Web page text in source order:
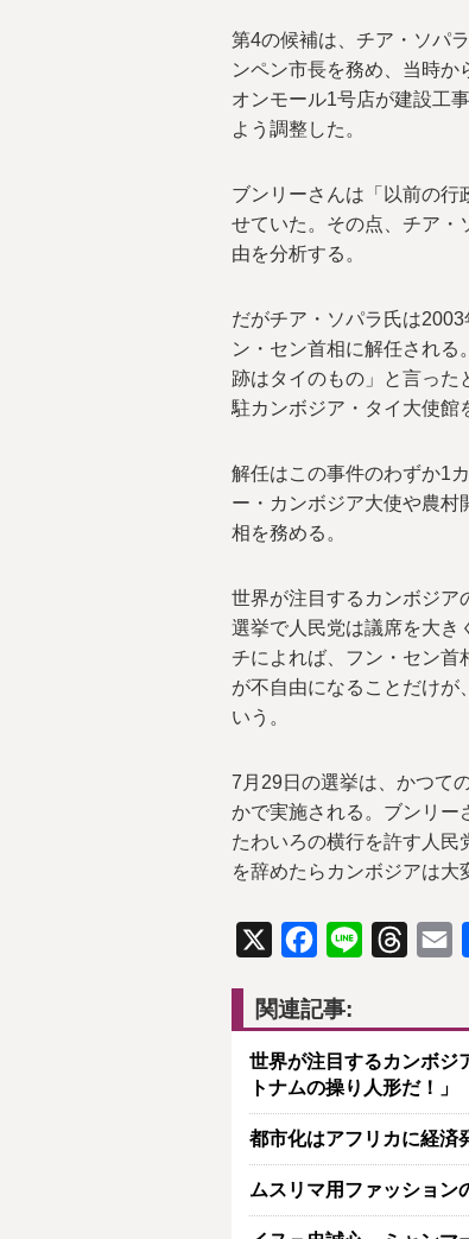
第4の候補は、チア・ソパ
ンペン市長を務め、当時か
オンモール1号店が建設工
よう調整した。
ブンリーさんは「以前の行
せていた。その点、チア・
由を分析する。
だがチア・ソパラ氏は
ン・セン首相に解任され
跡はタイのもの」と言った
駐カンボジア・タイ大使館
解任はこの事件のわずか1
ー・カンボジア大使や農村
相を務める。
世界が注目するカンボジア
選挙で人民党は議席を大き
チによれば、フン・セン首
が不自由になることだけが
いう。
7月29日の選挙は、かつて
かで実施される。ブンリー
たわいろの横行を許す人民
を辞めたらカンボジアは大
Facebook
Line
関連記事:
世界が注目するカンボジ
トナムの操り人形だ！」
都市化はアフリカに経済
ムスリマ用ファッション